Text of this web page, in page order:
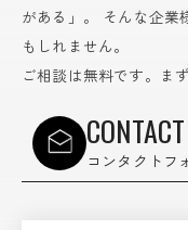
がある」。
そんな企業
もしれません。
ご相談は無料です。ま
コンタクトフ